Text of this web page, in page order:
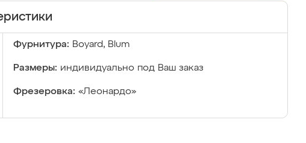
Фурнитура: Boyard, Blum
Размеры: индивидуально под Ваш заказ
Фрезеровка: «Леонардо»